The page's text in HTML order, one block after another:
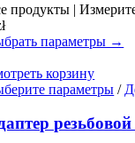
на
продукты |
параметры →
корзину
параметры /